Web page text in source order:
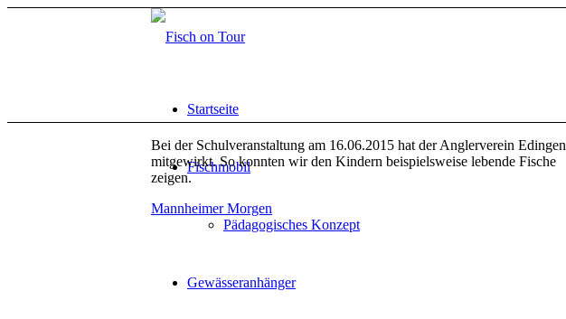
Startseite
Fischmobil
Pädagogisches Konzept
Gewässeranhänger
Bei der Schulveranstaltung am 16.06.2015 hat der Anglerverein Edingen
mitgewirkt. So konnten wir den Kindern beispielsweise lebende Fische
zeigen.
Mannheimer Morgen